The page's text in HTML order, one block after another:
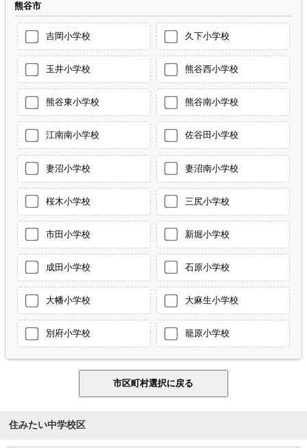
熊谷市
吉岡小学校 久下小学校
玉井小学校 熊谷西小学校
熊谷東小学校 熊谷南小学校
江南南小学校 佐谷田小学校
妻沼小学校 妻沼南小学校
桜木小学校 三尻小学校
市田小学校 新堀小学校
成田小学校 石原小学校
大幡小学校 大麻生小学校
別府小学校 籠原小学校
住みたい中学校区